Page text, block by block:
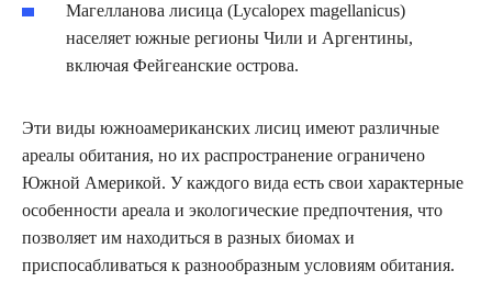
Магелланова лисица (Lycalopex magellanicus)
населяет южные регионы Чили и Аргентины,
включая Фейгеанские острова.
Эти виды южноамериканских лисиц имеют различные
ареалы обитания, но их распространение ограничено
Южной Америкой. У каждого вида есть свои характерные
особенности ареала и экологические предпочтения, что
позволяет им находиться в разных биомах и
приспосабливаться к разнообразным условиям обитания.